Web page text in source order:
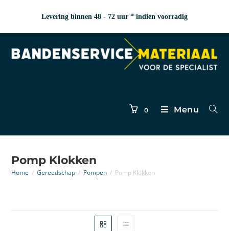
Levering binnen 48 - 72 uur * indien voorradig
0 Menu
Pomp Klokken
Home / Gereedschap / Pompen / Pomp Klokken